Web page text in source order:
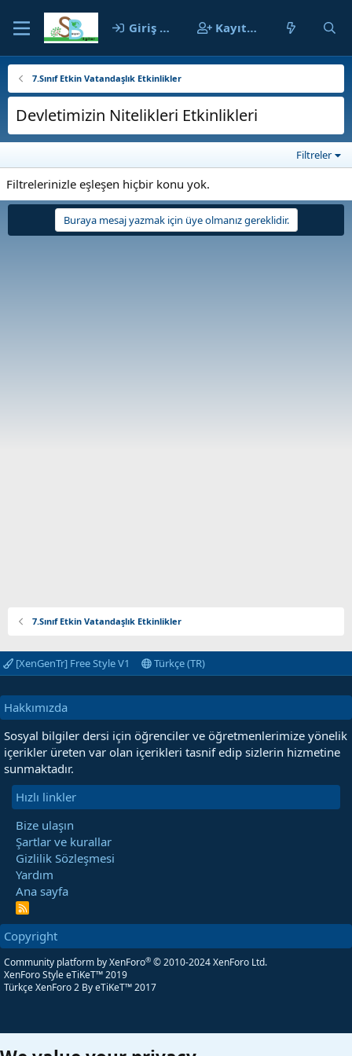
Giriş yap Kayıt ol
7.Sınıf Etkin Vatandaşlık Etkinlikler
Devletimizin Nitelikleri Etkinlikleri
Filtreler
Filtrelerinizle eşleşen hiçbir konu yok.
Buraya mesaj yazmak için üye olmanız gereklidir.
7.Sınıf Etkin Vatandaşlık Etkinlikler
[XenGenTr] Free Style V1 Türkçe (TR)
Hakkımızda
Sosyal bilgiler dersi için öğrenciler ve öğretmenlerimize yönelik
içerikler üreten var olan içerikleri tasnif edip sizlerin hizmetine
sunmaktadır.
Hızlı linkler
Bize ulaşın
Şartlar ve kurallar
Gizlilik Sözleşmesi
Yardım
Ana sayfa
R
S
Copyright
Community platform by XenForo® © 2010-2024 XenForo Ltd.
XenForo Style eTiKeT™ 2019
Türkçe XenForo 2 By eTiKeT™ 2017